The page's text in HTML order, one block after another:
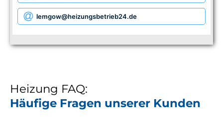
lemgow@heizungsbetrieb24.de
Heizung FAQ:
Häufige Fragen unserer Kunden